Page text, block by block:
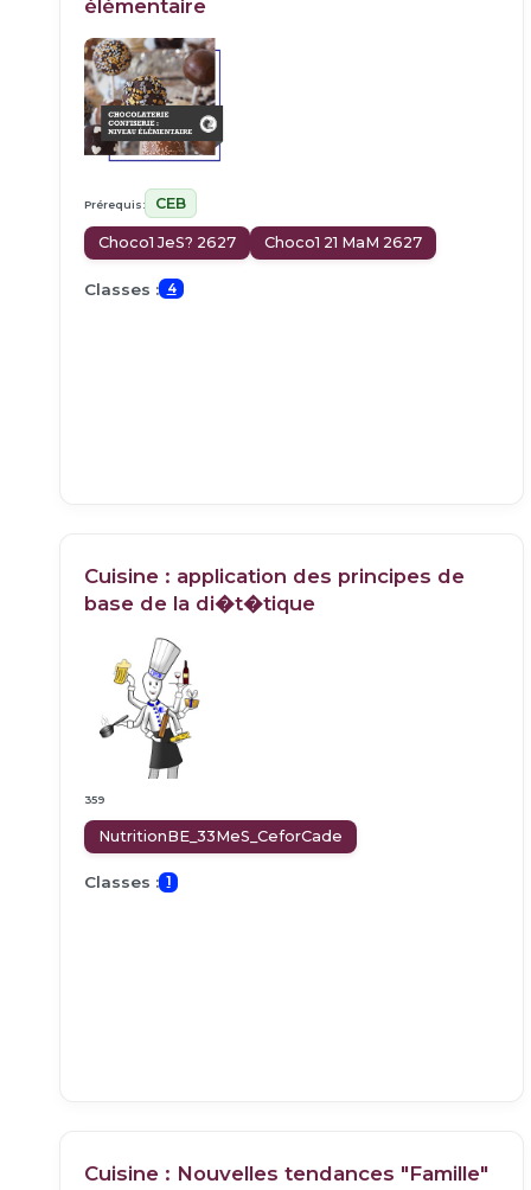
élémentaire
Prérequis: CEB
Choco1 JeS? 2627 Choco1 21 MaM 2627
Classes : 4
Cuisine : application des principes de
base de la di�t�tique
359
NutritionBE_33MeS_CeforCade
Classes : 1
Cuisine : Nouvelles tendances "Famille"